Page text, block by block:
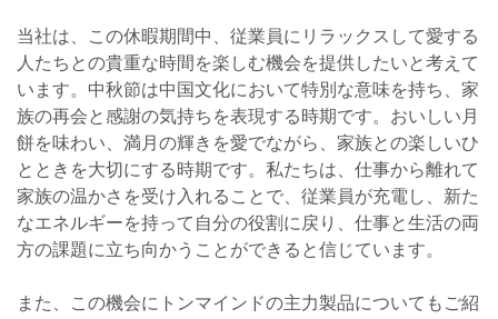
当社は、この休暇期間中、従業員にリラックスして愛する
人たちとの貴重な時間を楽しむ機会を提供したいと考えて
います。中秋節は中国文化において特別な意味を持ち、家
族の再会と感謝の気持ちを表現する時期です。おいしい月
餅を味わい、満月の輝きを愛でながら、家族との楽しいひ
とときを大切にする時期です。私たちは、仕事から離れて
家族の温かさを受け入れることで、従業員が充電し、新た
なエネルギーを持って自分の役割に戻り、仕事と生活の両
方の課題に立ち向かうことができると信じています。
また、この機会にトンマインドの主力製品についてもご紹